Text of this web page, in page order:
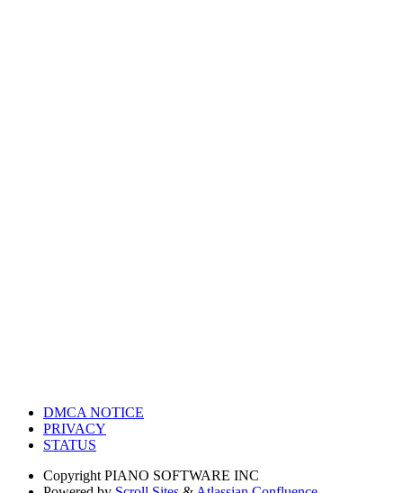
DMCA NOTICE
PRIVACY
STATUS
Copyright PIANO SOFTWARE INC